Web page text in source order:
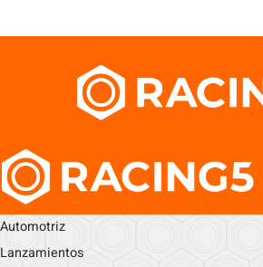
Automotriz
Lanzamientos